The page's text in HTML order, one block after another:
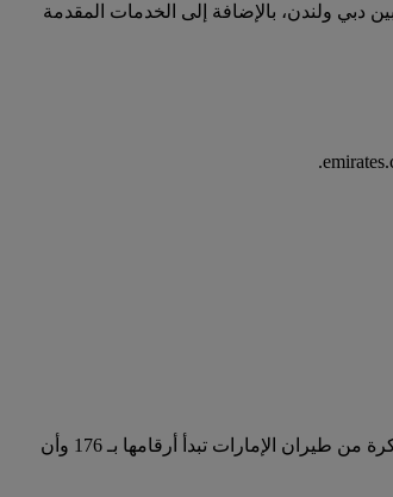
دبي ولندن، بالإضافة إلى الخدمات المقدمة
على موقع emirates.com في حال حجزتم رحلة تشغلها كوانتاس، بشرط أن تحملوا تذكرة من طيران الإمارات تبدأ أرقامها بـ 176 وأن